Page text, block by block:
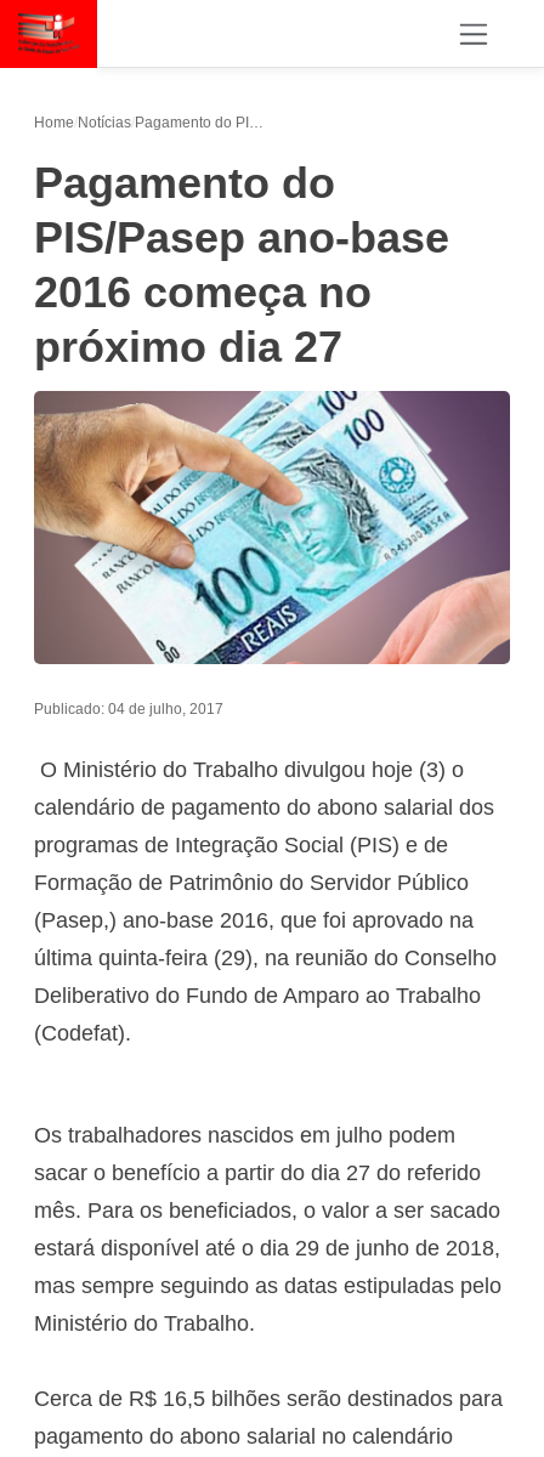
Home/Notícias/
Pagamento do
PIS/Pasep ano-base
2016 começa no
próximo dia 27
Publicado: 04 de julho, 2017
O Ministério do Trabalho divulgou hoje (3) o
calendário de pagamento do abono salarial dos
programas de Integração Social (PIS) e de
Formação de Patrimônio do Servidor Público
(Pasep,) ano-base 2016, que foi aprovado na
última quinta-feira (29), na reunião do Conselho
Deliberativo do Fundo de Amparo ao Trabalho
(Codefat).
Os trabalhadores nascidos em julho podem
sacar o benefício a partir do dia 27 do referido
mês. Para os beneficiados, o valor a ser sacado
estará disponível até o dia 29 de junho de 2018,
mas sempre seguindo as datas estipuladas pelo
Ministério do Trabalho.
Cerca de R$ 16,5 bilhões serão destinados para
pagamento do abono salarial no calendário